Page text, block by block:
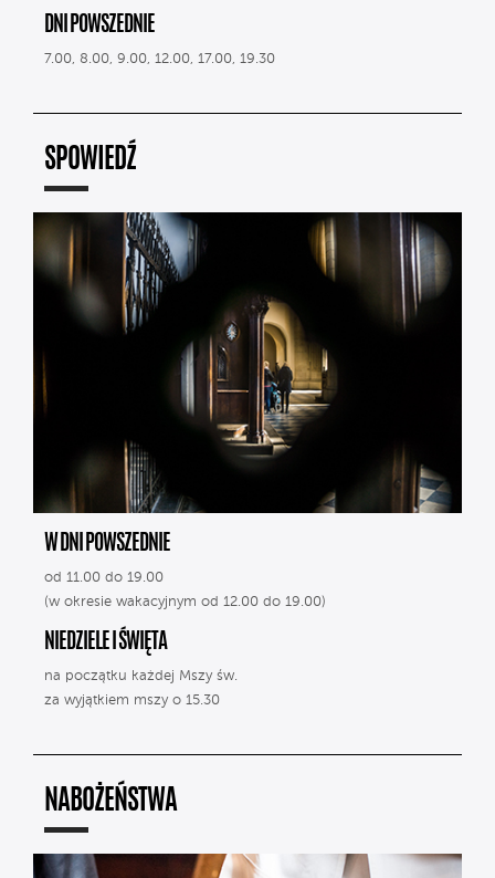
DNI POWSZEDNIE
7.00, 8.00, 9.00, 12.00, 17.00, 19.30
SPOWIEDŹ
W DNI POWSZEDNIE
od 11.00 do 19.00
(w okresie wakacyjnym od 12.00 do 19.00)
NIEDZIELE I ŚWIĘTA
na początku każdej Mszy św.
za wyjątkiem mszy o 15.30
NABOŻEŃSTWA